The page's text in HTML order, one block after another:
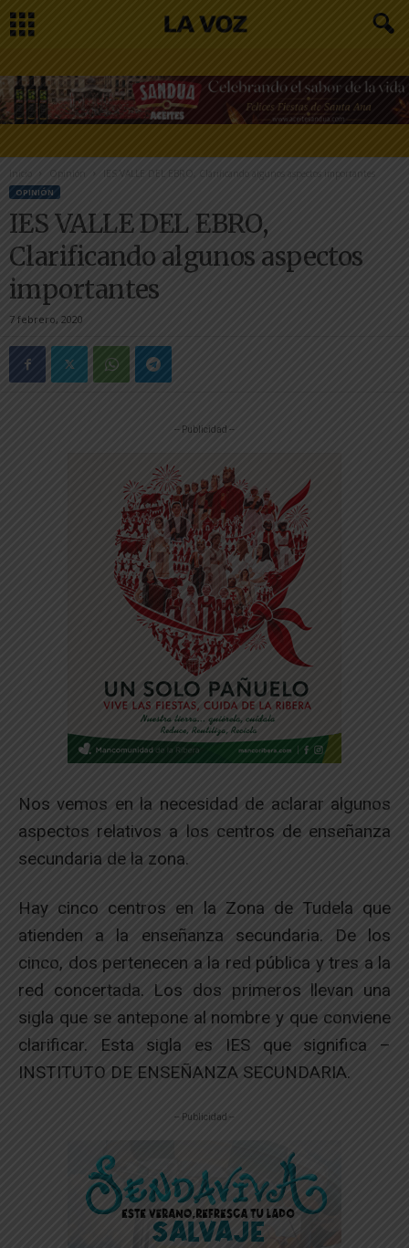
Inicio Opinión IES VALLE DEL EBRO, Clarificando algunos aspectos importantes
OPINIÓN
IES VALLE DEL EBRO,
Clarificando algunos aspectos
importantes
7 febrero, 2020
-- Publicidad --
Nos vemos en la necesidad de aclarar algunos
aspectos relativos a los centros de enseñanza
secundaria de la zona.
Hay cinco centros en la Zona de Tudela que
atienden a la enseñanza secundaria. De los
cinco, dos pertenecen a la red pública y tres a la
red concertada. Los dos primeros llevan una
sigla que se antepone al nombre y que conviene
clarificar. Esta sigla es IES que significa –
INSTITUTO DE ENSEÑANZA SECUNDARIA.
-- Publicidad --